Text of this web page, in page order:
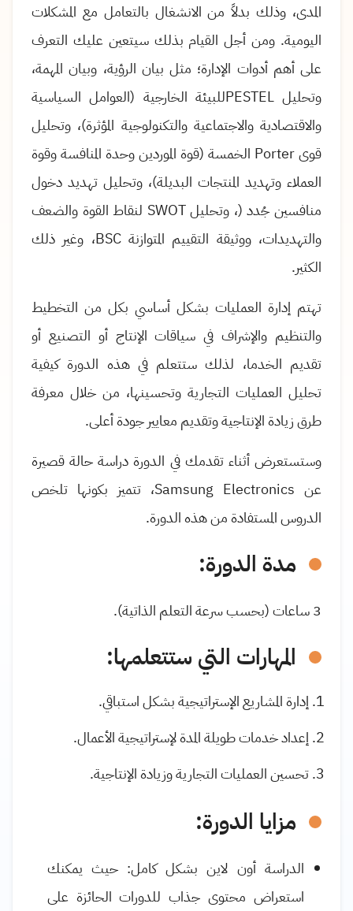
المدى، وذلك بدلاً من الانشغال بالتعامل مع المشكلات
اليومية. ومن أجل القيام بذلك سيتعين عليك التعرف
على أهم أدوات الإدارة؛ مثل بيان الرؤية، وبيان المهمة،
وتحليلPESTELللبيئة الخارجية (العوامل السياسية
والاقتصادية والاجتماعية والتكنولوجية المؤثرة)، وتحليل
قوىPorter الخمسة (قوة الموردين وحدة المنافسة وقوة
العملاء وتهديد المنتجات البديلة)، وتحليل تهديد دخول
منافسين جُدد (، وتحليلSWOT لنقاط القوة والضعف
والتهديدات، ووثيقة التقييم المتوازنة BSC، وغير ذلك
الكثير.
تهتم إدارة العمليات بشكل أساسي بكل من التخطيط
والتنظيم والإشراف في سياقات الإنتاج أو التصنيع أو
تقديم الخدما، لذلك ستتعلم في هذه الدورة كيفية
تحليل العمليات التجارية وتحسينها، من خلال معرفة
طرق زيادة الإنتاجية وتقديم معايير جودة أعلى.
وستستعرض أثناء تقدمك في الدورة دراسة حالة قصيرة
عن Samsung Electronics، تتميز بكونها تلخص
الدروس المستفادة من هذه الدورة.
مدة الدورة:
3ساعات (بحسب سرعة التعلم الذاتية).
المهارات التي ستتعلمها:
إدارة المشاريع الإستراتيجية بشكل استباقي.
إعداد خدمات طويلة المدة لإستراتيجية الأعمال.
تحسين العمليات التجارية وزيادة الإنتاجية.
مزايا الدورة:
الدراسة أون لاين بشكل كامل: حيث يمكنك
استعراض محتوى جذاب للدورات الحائزة على